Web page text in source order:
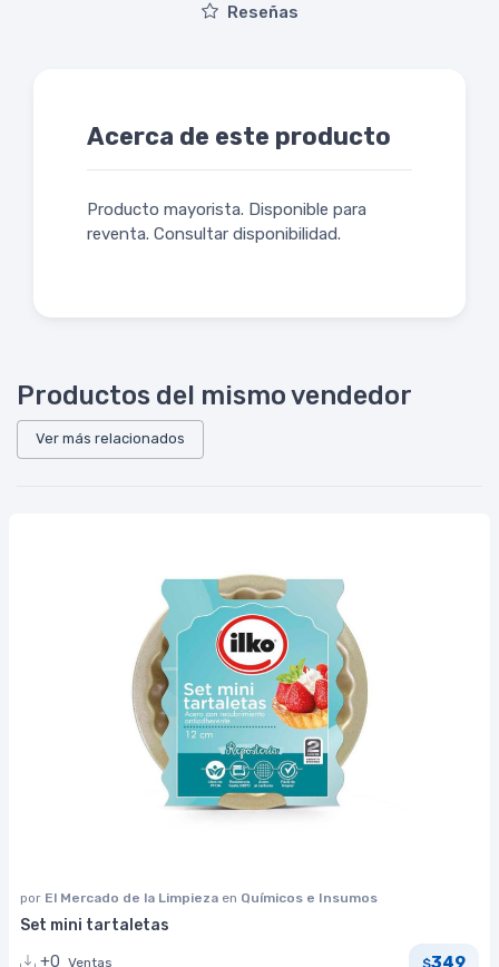
Reseñas
Acerca de este producto
Producto mayorista. Disponible para
reventa. Consultar disponibilidad.
Productos del mismo vendedor
Ver más relacionados
por El Mercado de la Limpieza en Químicos e Insumos
Set mini tartaletas
+0 Ventas $349